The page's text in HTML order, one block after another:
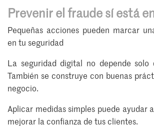
Prevenir el fraude sí está
Pequeñas acciones pueden marcar
en tu seguridad
La seguridad digital no depende solo
También se construye con buenas
negocio.
Aplicar medidas simples puede ayudar
mejorar la confianza de tus clientes.